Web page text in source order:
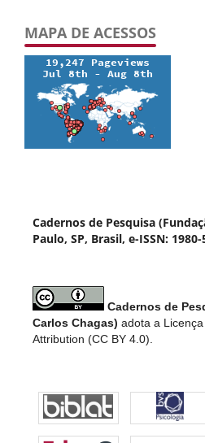
MAPA DE ACESSOS
Cadernos de Pesquisa
Paulo, SP, Brasil, e-ISSN: 1980-
Cadernos de
Carlos Chagas) adota a
Attribution (CC BY 4.0).